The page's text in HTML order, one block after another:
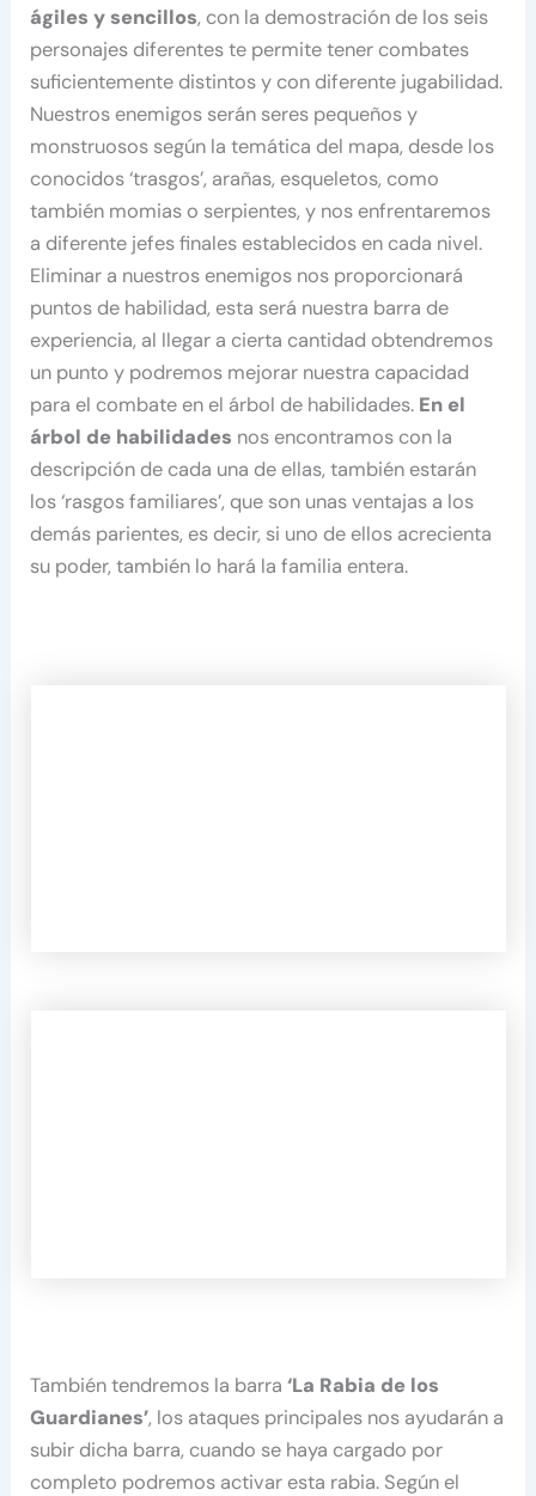
ágiles y sencillos, con la demostración de los seis
personajes diferentes te permite tener combates
suficientemente distintos y con diferente jugabilidad.
Nuestros enemigos serán seres pequeños y
monstruosos según la temática del mapa, desde los
conocidos ‘trasgos’, arañas, esqueletos, como
también momias o serpientes, y nos enfrentaremos
a diferente jefes finales establecidos en cada nivel.
Eliminar a nuestros enemigos nos proporcionará
puntos de habilidad, esta será nuestra barra de
experiencia, al llegar a cierta cantidad obtendremos
un punto y podremos mejorar nuestra capacidad
para el combate en el árbol de habilidades. En el
árbol de habilidades nos encontramos con la
descripción de cada una de ellas, también estarán
los ‘rasgos familiares’, que son unas ventajas a los
demás parientes, es decir, si uno de ellos acrecienta
su poder, también lo hará la familia entera.
También tendremos la barra‘La Rabia de los
Guardianes’, los ataques principales nos ayudarán a
subir dicha barra, cuando se haya cargado por
completo podremos activar esta rabia. Según el